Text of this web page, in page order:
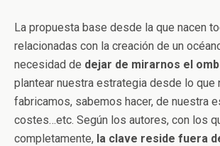
La propuesta base desde la que nacen
relacionadas con la creación de un
necesidad de dejar de mirarnos el
plantear nuestra estrategia desde lo que
fabricamos, sabemos hacer, de nuestra
costes…etc. Según los autores, con los
completamente, la clave reside fuera